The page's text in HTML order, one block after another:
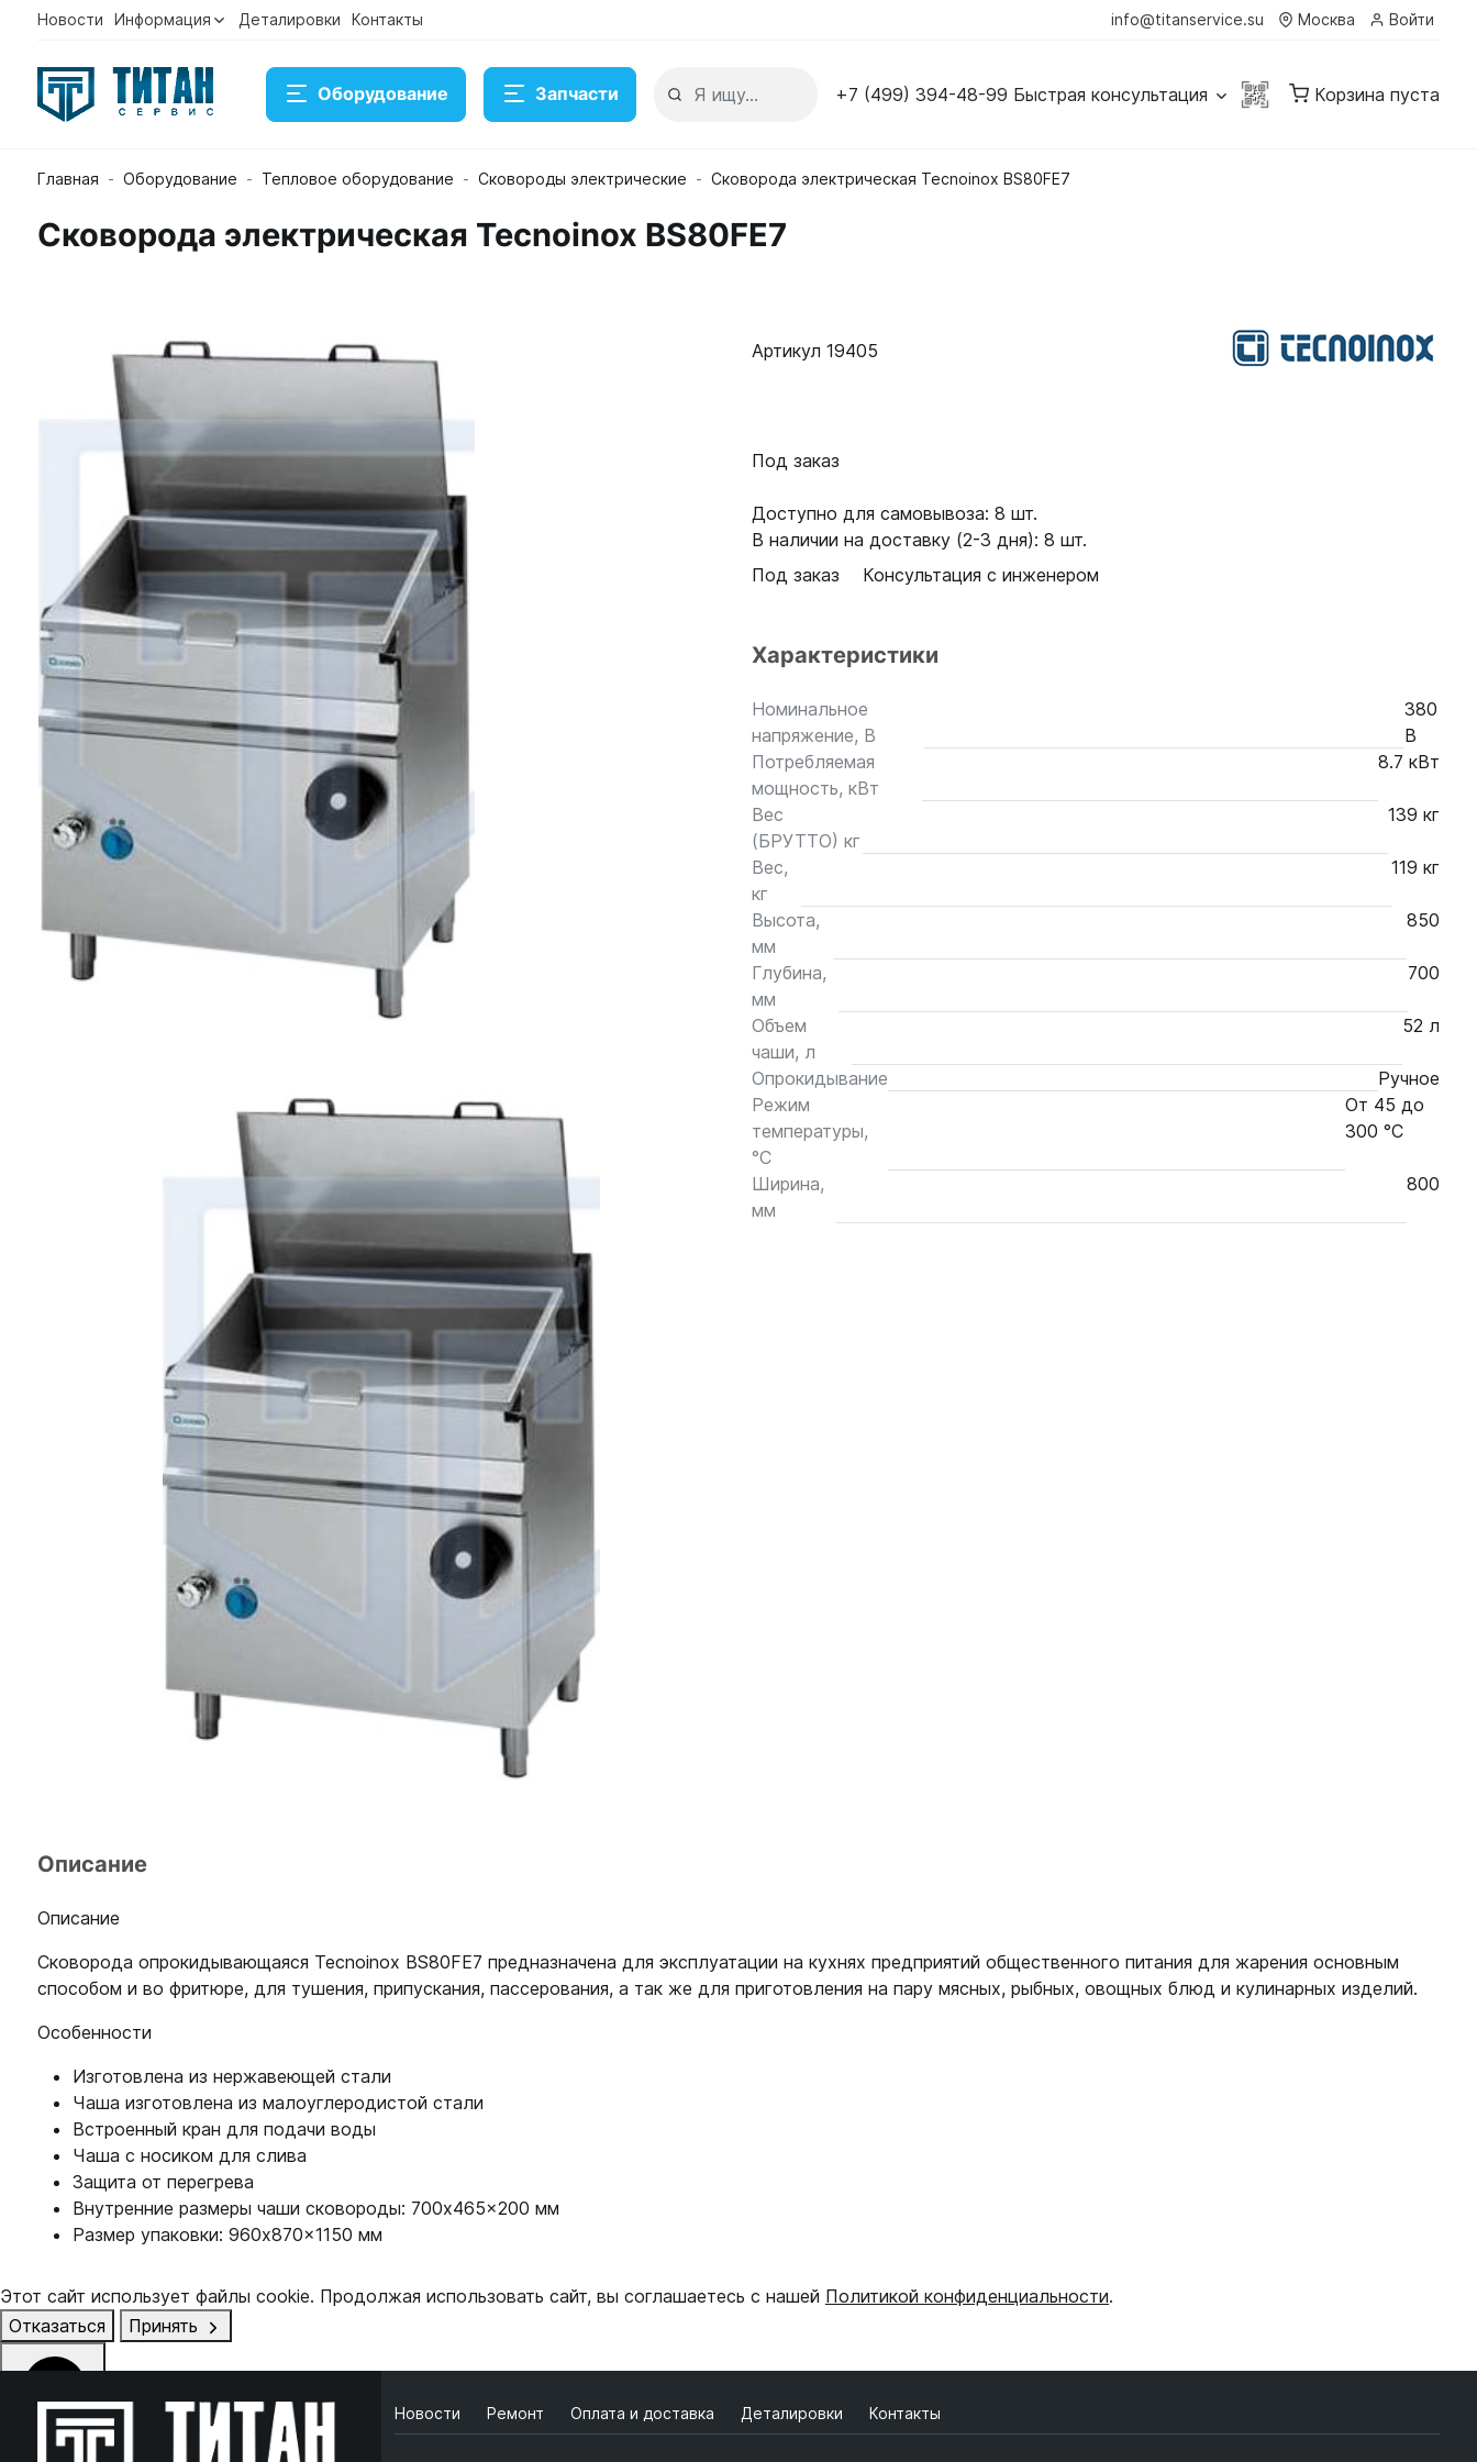
Новости Информация Деталировки Контакты info@titanservice.su Москва Войти
Оборудование Запчасти +7 (499) 394-48-99 Быстрая консультация Корзина пуста
Главная Оборудование Тепловое оборудование Сковороды электрические Сковорода электрическая Tecnoinox BS80FE7
Под заказ
Сковорода электрическая Tecnoinox BS80FE7
Артикул 19405
Под заказ
Доступно для самовывоза: 8 шт.
В наличии на доставку (2-3 дня): 8 шт.
Под заказ
Консультация с инженером
Характеристики
Номинальное
напряжение, В
380
В
Потребляемая
мощность, кВт
8.7 кВт
Вес
(БРУТТО) кг
139 кг
Вес,
кг
119 кг
Высота,
мм
850
Глубина,
мм
700
Объем
чаши, л
52 л
Опрокидывание
Ручное
Режим
температуры,
°С
От 45 до
300 °С
Ширина,
мм
800
Описание
Описание
Сковорода опрокидывающаяся Tecnoinox BS80FE7 предназначена для эксплуатации на кухнях предприятий общественного питания для жарения основным
способом и во фритюре, для тушения, припускания, пассерования, а так же для приготовления на пару мясных, рыбных, овощных блюд и кулинарных изделий.
Особенности
Изготовлена из нержавеющей стали
Чаша изготовлена из малоуглеродистой стали
Встроенный кран для подачи воды
Чаша с носиком для слива
Защита от перегрева
Внутренние размеры чаши сковороды: 700x465x200 мм
Размер упаковки: 960x870x1150 мм
Новости Ремонт Оплата и доставка Деталировки Контакты
Этот сайт использует файлы cookie. Продолжая использовать сайт, вы соглашаетесь с нашей Политикой конфиденциальности.
Отказаться
Принять
Online чат